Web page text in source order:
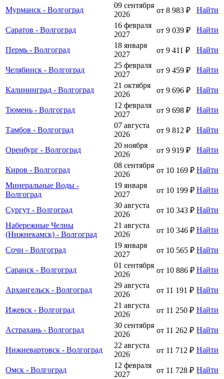
Мурманск - Волгоград
09 сентября
2026
от 8 983 ₽ Найти
Саратов - Волгоград
16 февраля
2027
от 9 039 ₽ Найти
Пермь - Волгоград
18 января
2027
от 9 411 ₽ Найти
Челябинск - Волгоград
25 февраля
2027
от 9 459 ₽ Найти
Калининград - Волгоград
21 октября
2026
от 9 696 ₽ Найти
Тюмень - Волгоград
12 февраля
2027
от 9 698 ₽ Найти
Тамбов - Волгоград
07 августа
2026
от 9 812 ₽ Найти
Оренбург - Волгоград
20 ноября
2026
от 9 919 ₽ Найти
Киров - Волгоград
08 сентября
2026
от 10 169 ₽ Найти
Минеральные Воды -
Волгоград
19 января
2027
от 10 199 ₽ Найти
Сургут - Волгоград
30 августа
2026
от 10 343 ₽ Найти
Набережные Челны
(Нижнекамск) - Волгоград
21 августа
2026
от 10 346 ₽ Найти
Сочи - Волгоград
19 января
2027
от 10 565 ₽ Найти
Саранск - Волгоград
01 сентября
2026
от 10 886 ₽ Найти
Архангельск - Волгоград
29 августа
2026
от 11 191 ₽ Найти
Ижевск - Волгоград
21 августа
2026
от 11 250 ₽ Найти
Астрахань - Волгоград
30 сентября
2026
от 11 262 ₽ Найти
Нижневартовск - Волгоград
22 августа
2026
от 11 712 ₽ Найти
Омск - Волгоград
12 февраля
2027
от 11 728 ₽ Найти